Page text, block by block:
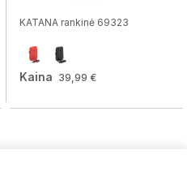
KATANA rankinė 69323
Kaina 39,99 €